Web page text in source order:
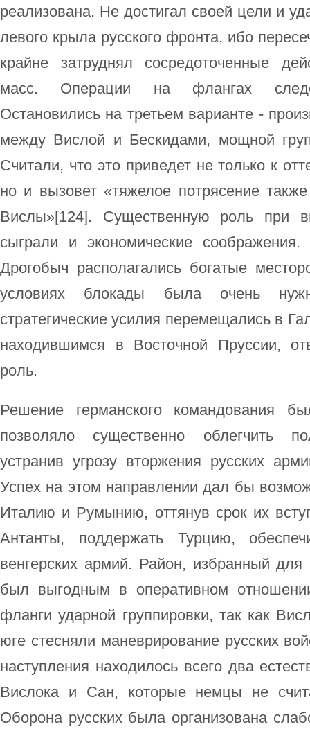
реализована. Не достигал своей цели и
левого крыла русского фронта, ибо
крайне затруднял сосредоточенные
масс. Операции на флангах
Остановились на третьем варианте -
между Вислой и Бескидами, мощной
Считали, что это приведет не только к
но и вызовет «тяжелое потрясение
Вислы»[124]. Существенную роль при
сыграли и экономические
Дрогобыч располагались богатые
условиях блокады была очень
стратегические усилия перемещались в
находившимся в Восточной Пруссии,
роль.
Решение германского командования
позволяло существенно облегчить
устранив угрозу вторжения русских
Успех на этом направлении дал бы
Италию и Румынию, оттянув срок их
Антанты, поддержать Турцию,
венгерских армий. Район, избранный для
был выгодным в оперативном
фланги ударной группировки, так как
юге стесняли маневрирование русских
наступления находилось всего два
Вислока и Сан, которые немцы не
Оборона русских была организована